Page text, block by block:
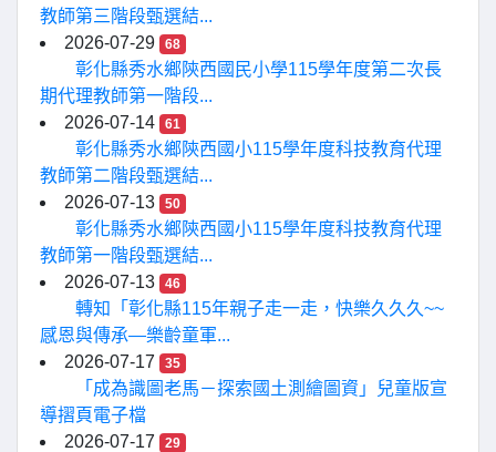
教師第三階段甄選結...
2026-07-29
68
彰化縣秀水鄉陝西國民小學115學年度第二次長
期代理教師第一階段...
2026-07-14
61
彰化縣秀水鄉陝西國小115學年度科技教育代理
教師第二階段甄選結...
2026-07-13
50
彰化縣秀水鄉陝西國小115學年度科技教育代理
教師第一階段甄選結...
2026-07-13
46
轉知「彰化縣115年親子走一走，快樂久久久~~
感恩與傳承—樂齡童軍...
2026-07-17
35
「成為識圖老馬－探索國土測繪圖資」兒童版宣
導摺頁電子檔
2026-07-17
29